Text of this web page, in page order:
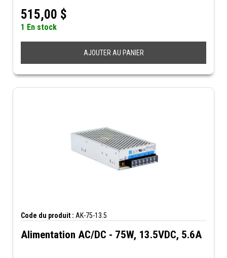
515,00 $
1 En stock
AJOUTER AU PANIER
Code du produit : AK-75-13.5
Alimentation AC/DC - 75W, 13.5VDC, 5.6A